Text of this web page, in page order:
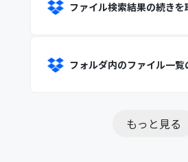
ファイル検索結果の続きを
フォルダ内のファイル一
もっと見る